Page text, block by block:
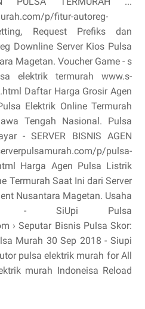
p/fitur-autoreg-
Request Prefiks dan
Downline Server Kios Pulsa
Magetan. Voucher Game - s
elektrik termurah www.s-
Daftar Harga Grosir Agen
Elektrik Online Termurah
Tengah Nasional. Pulsa
- SERVER BISNIS AGEN
p/pulsa-
Harga Agen Pulsa Listrik
Termurah Saat Ini dari Server
Nusantara Magetan. Usaha
- SiUpi Pulsa
› Seputar Bisnis Pulsa Skor:
Murah 30 Sep 2018 - Siupi
pulsa elektrik murah for All
murah Indoneisa Reload